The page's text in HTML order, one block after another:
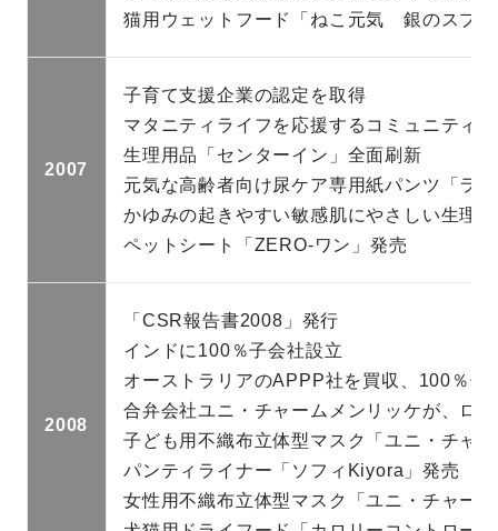
猫用ウェットフード「ねこ元気 銀のスプ
2007
子育て支援企業の認定を取得
マタニティライフを応援するコミュニティ
生理用品「センターイン」全面刷新
元気な高齢者向け尿ケア専用紙パンツ「ラ
かゆみの起きやすい敏感肌にやさしい生理
ペットシート「ZERO-ワン」発売
2008
「CSR報告書2008」発行
インドに100％子会社設立
オーストラリアのAPPP社を買収、100％子
合弁会社ユニ・チャームメンリッケが、ロ
子ども用不織布立体型マスク「ユニ・チャ
パンティライナー「ソフィKiyora」発売
女性用不織布立体型マスク「ユニ・チャー